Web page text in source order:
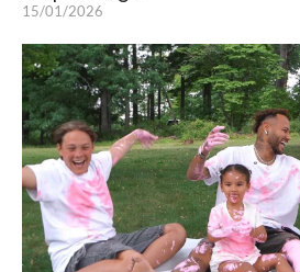
15/01/2026